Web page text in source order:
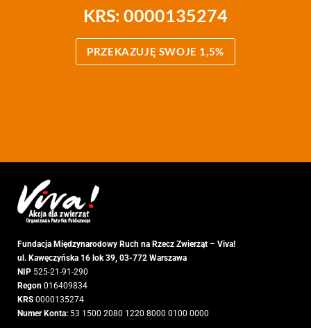
KRS: 0000135274
PRZEKAZUJĘ SWOJE 1,5%
Fundacja Międzynarodowy Ruch na Rzecz Zwierząt – Viva!
ul. Kawęczyńska 16 lok39, 03-772 Warszawa
NIP 525-21-91-290
Regon 016409834
KRS 0000135274
Numer Konta: 53 1500 2080 1220 8000 0100 0000